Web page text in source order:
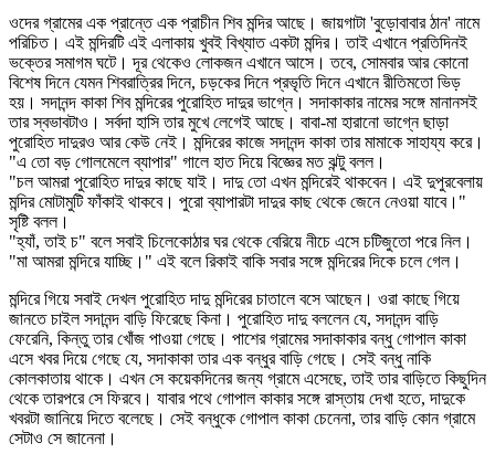
ওদের গ্রামের এক প্রান্তে এক প্রাচীন শিব মন্দির আছে। জায়গাটা 'বুড়োবাবার ঠান' নামে
পরিচিত। এই মন্দিরটি এই এলাকায় খুবই বিখ্যাত একটা মন্দির। তাই এখানে প্রতিদিনই
ভক্তের সমাগম ঘটে। দূর থেকেও লোকজন এখানে আসে। তবে, সোমবার আর কোনো
বিশেষ দিনে যেমন শিবরাত্রির দিনে, চড়কের দিনে প্রভৃতি দিনে এখানে রীতিমতো ভিড়
হয়। সদানন্দ কাকা শিব মন্দিরের পুরোহিত দাদুর ভাগ্নে। সদাকাকার নামের সঙ্গে মানানসই
তার স্বভাবটাও। সর্বদা হাসি তার মুখে লেগেই আছে। বাবা-মা হারানো ভাগ্নে ছাড়া
পুরোহিত দাদুরও আর কেউ নেই। মন্দিরের কাজে সদানন্দ কাকা তার মামাকে সাহায্য করে।
"এ তো বড় গোলমেলে ব্যাপার" গালে হাত দিয়ে বিজ্ঞের মত ঝন্টু বলল।
"চল আমরা পুরোহিত দাদুর কাছে যাই। দাদু তো এখন মন্দিরেই থাকবেন। এই দুপুরবেলায়
মন্দির মোটামুটি ফাঁকাই থাকবে। পুরো ব্যাপারটা দাদুর কাছ থেকে জেনে নেওয়া যাবে।"
সৃষ্টি বলল।
"হ্যাঁ, তাই চ" বলে সবাই চিলেকোঠার ঘর থেকে বেরিয়ে নীচে এসে চটিজুতো পরে নিল।
"মা আমরা মন্দিরে যাচ্ছি।" এই বলে রিকাই বাকি সবার সঙ্গে মন্দিরের দিকে চলে গেল।
মন্দিরে গিয়ে সবাই দেখল পুরোহিত দাদু মন্দিরের চাতালে বসে আছেন। ওরা কাছে গিয়ে
জানতে চাইল সদানন্দ বাড়ি ফিরেছে কিনা। পুরোহিত দাদু বললেন যে, সদানন্দ বাড়ি
ফেরেনি, কিন্তু তার খোঁজ পাওয়া গেছে। পাশের গ্রামের সদাকাকার বন্ধু গোপাল কাকা
এসে খবর দিয়ে গেছে যে, সদাকাকা তার এক বন্ধুর বাড়ি গেছে। সেই বন্ধু নাকি
কোলকাতায় থাকে। এখন সে কয়েকদিনের জন্য গ্রামে এসেছে, তাই তার বাড়িতে কিছুদিন
থেকে তারপরে সে ফিরবে। যাবার পথে গোপাল কাকার সঙ্গে রাস্তায় দেখা হতে, দাদুকে
খবরটা জানিয়ে দিতে বলেছে। সেই বন্ধুকে গোপাল কাকা চেনেনা, তার বাড়ি কোন গ্রামে
সেটাও সে জানেনা।